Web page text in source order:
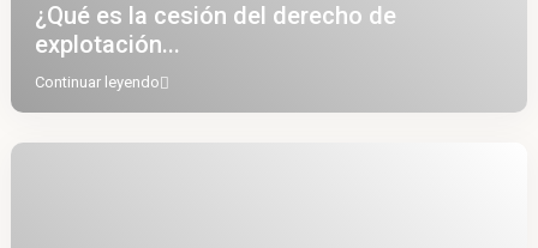
¿Qué es la cesión del derecho de
explotación...
Continuar leyendo